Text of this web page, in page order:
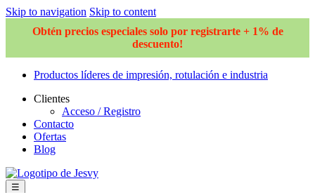
Skip to navigation Skip to content
Obtén precios especiales solo por registrarte + 1% de
descuento!
Productos líderes de impresión, rotulación e industria
Clientes
Acceso / Registro
Contacto
Ofertas
Blog
☰